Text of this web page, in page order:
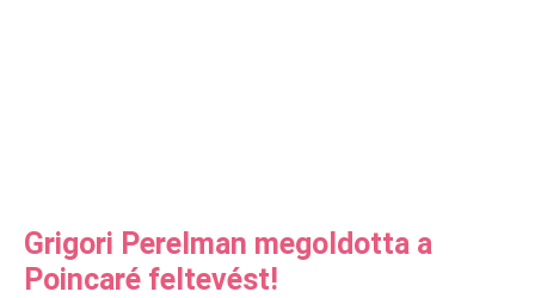
Grigori Perelman megoldotta a
Poincaré feltevést!